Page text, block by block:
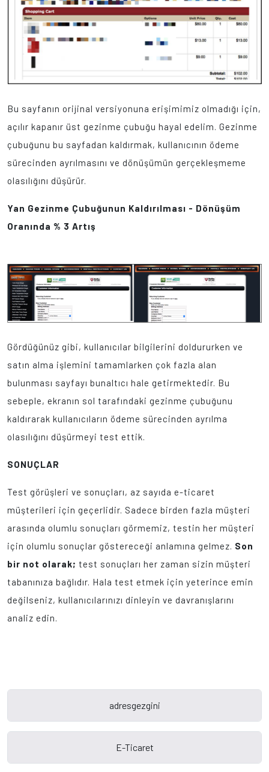
Bu sayfanın orijinal versiyonuna erişimimiz olmadığı için,
açılır kapanır üst gezinme çubuğu hayal edelim. Gezinme
çubuğunu bu sayfadan kaldırmak, kullanıcının ödeme
sürecinden ayrılmasını ve dönüşümün gerçekleşmeme
olasılığını düşürür.
Yan Gezinme Çubuğunun Kaldırılması - Dönüşüm
Oranında % 3 Artış
Gördüğünüz gibi, kullanıcılar bilgilerini doldururken ve
satın alma işlemini tamamlarken çok fazla alan
bulunması sayfayı bunaltıcı hale getirmektedir. Bu
sebeple, ekranın sol tarafındaki gezinme çubuğunu
kaldırarak kullanıcıların ödeme sürecinden ayrılma
olasılığını düşürmeyi test ettik.
SONUÇLAR
Test görüşleri ve sonuçları, az sayıda e-ticaret
müşterileri için geçerlidir. Sadece birden fazla müşteri
arasında olumlu sonuçları görmemiz, testin her müşteri
için olumlu sonuçlar göstereceği anlamına gelmez. Son
bir not olarak; test sonuçları her zaman sizin müşteri
tabanınıza bağlıdır. Hala test etmek için yeterince emin
değilseniz, kullanıcılarınızı dinleyin ve davranışlarını
analiz edin.